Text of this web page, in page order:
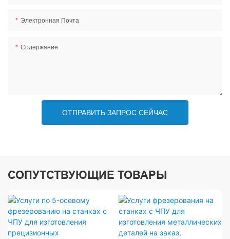
Электронная Почта
Содержание
ОТПРАВИТЬ ЗАПРОС СЕЙЧАС
СОПУТСТВУЮЩИЕ ТОВАРЫ